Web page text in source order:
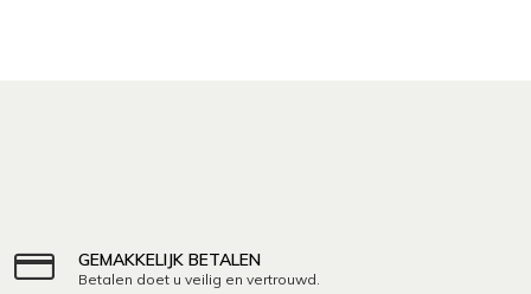
GEMAKKELIJK BETALEN
Betalen doet u veilig en vertrouwd.